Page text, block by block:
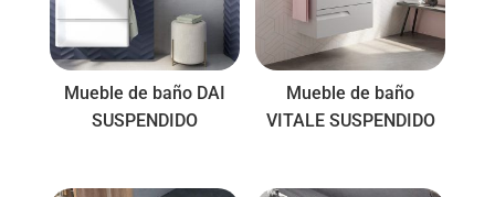
Mueble de baño DAI
SUSPENDIDO
Mueble de baño
VITALE SUSPENDIDO